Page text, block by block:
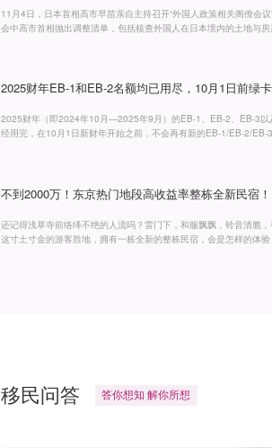
11月4日，日本首相高市早苗亲自主持召开“外国人政策相关阁僚会
会中高市首相抛出调整清单，包括核查外国人在日本境内的土地与房
2025财年EB-1和EB-2名额均已用尽，10月1日前绿
2025财年（即2024年10月—2025年9月）的EB-1、EB-2、EB-3以
经用完，在10月1日新财年开始之前，不会再有新的EB-1/EB-2/
不到2000万！东京热门地段高收益率整栋全新民宿！
还记得浅草寺前络绎不绝的人流吗？雷门下，和服飘飘，铃音清脆
这寸土寸金的游客胜地，拥有一栋全新的整栋民宿，会是怎样的体
移民问答 答你想知 解你所想